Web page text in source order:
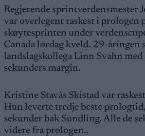
Regjerende sprintverdensmester
var overlegent raskest i prologen
skøytesprinten under
Canada lørdag kveld. 29-åringen
landslagskollega Linn Svahn med
sekunders margin.
Kristine Stavås Skistad var
Hun leverte tredje beste
sekunder bak Sundling. Alle de
videre fra prologen..